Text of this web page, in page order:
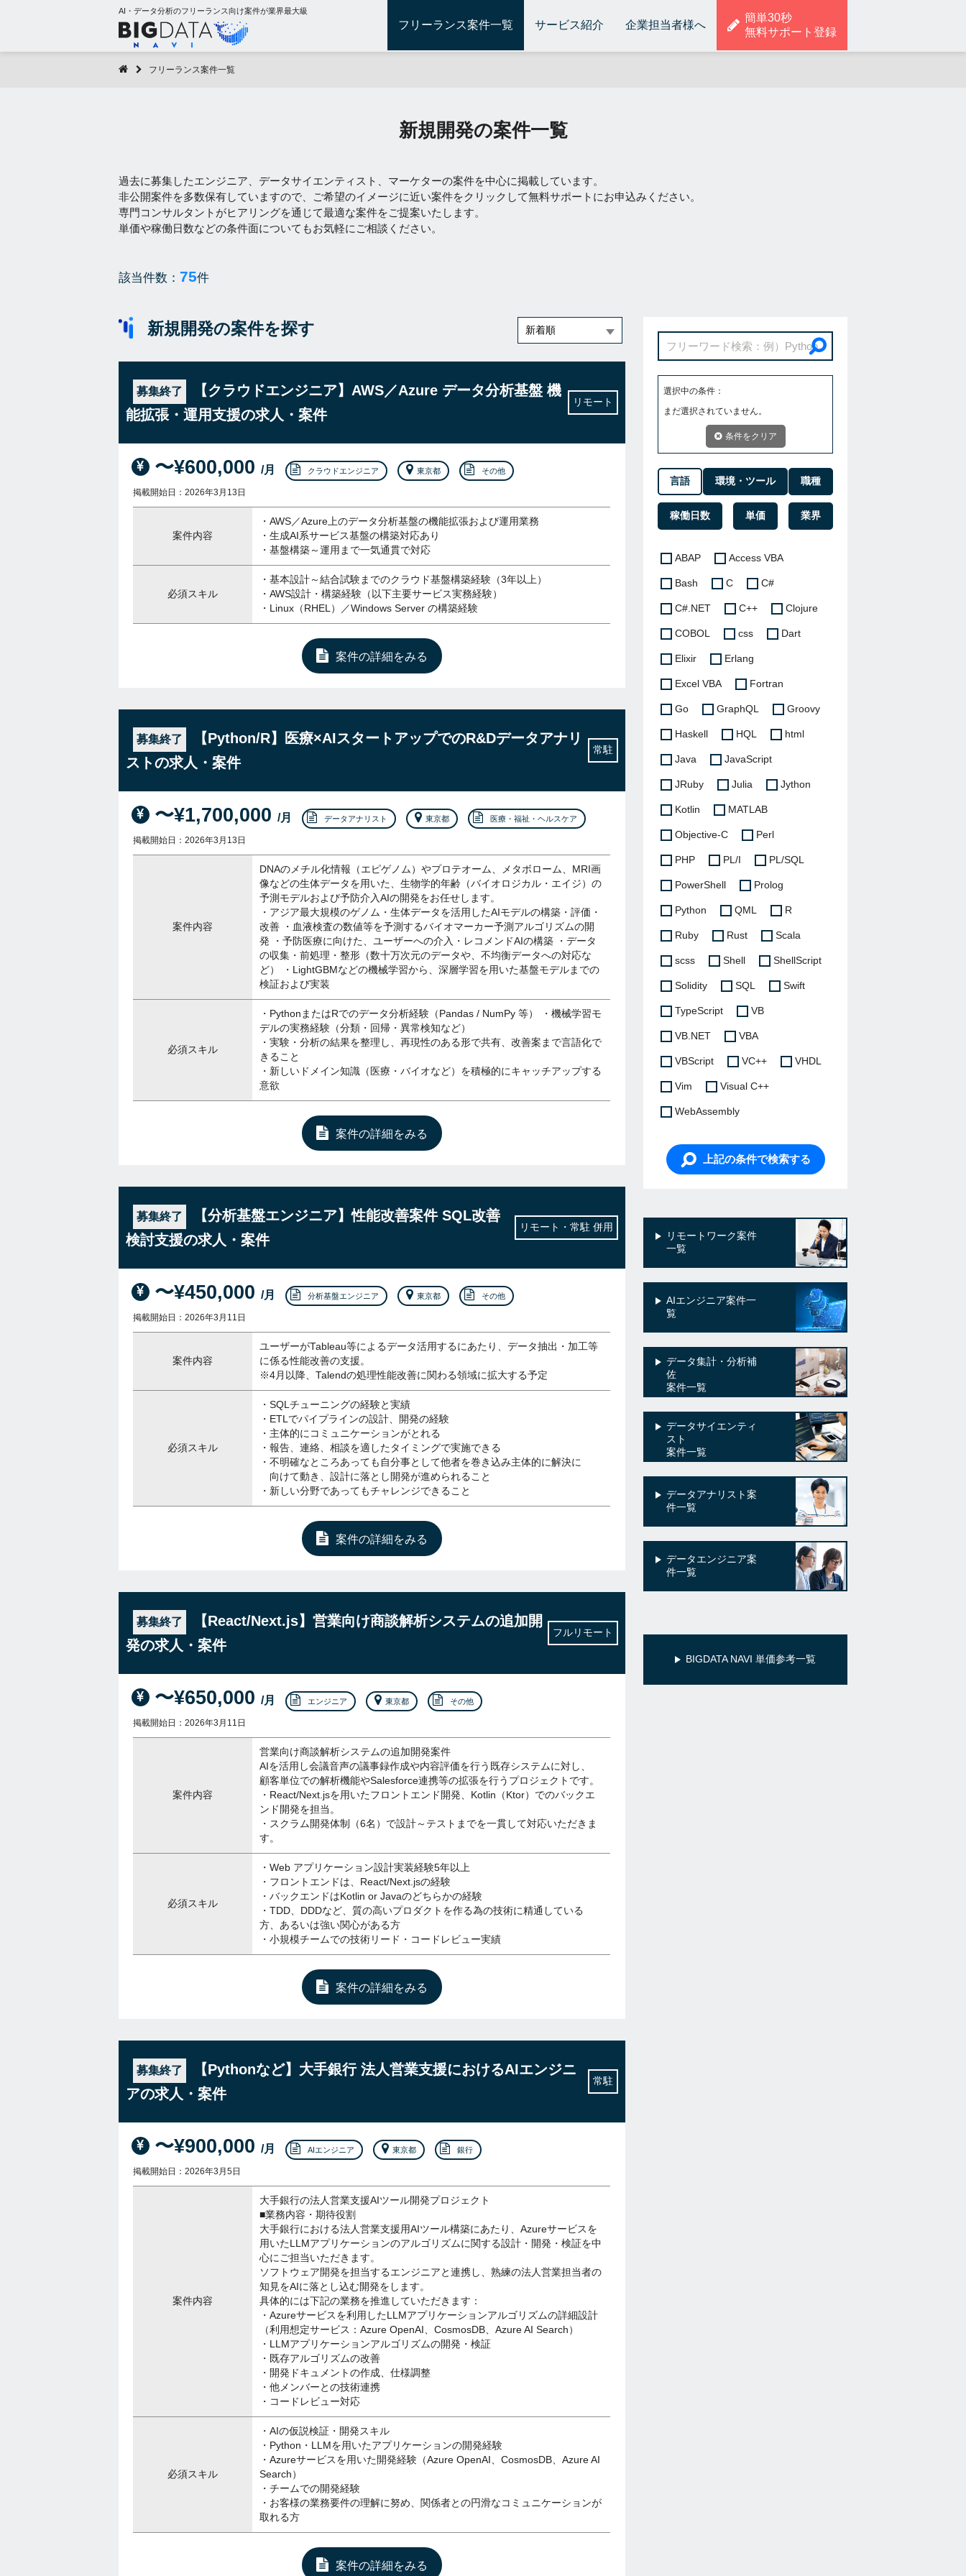
AI・データ分析のフリーランス向け案件が業界最大級
フリーランス案件一覧 サービス紹介 企業担当者様へ
簡単30秒
無料サポート登録
フリーランス案件一覧
新規開発の案件一覧
過去に募集したエンジニア、データサイエンティスト、マーケターの案件を中心に掲載しています。
非公開案件を多数保有していますので、ご希望のイメージに近い案件をクリックして無料サポートにお申込みください。
専門コンサルタントがヒアリングを通じて最適な案件をご提案いたします。
単価や稼働日数などの条件面についてもお気軽にご相談ください。
該当件数： 75件
選択中の条件：
まだ選択されていません。
条件をクリア
言語 環境・ツール 職種
稼働日数 単価 業界
ABAP Access VBA
Bash C C#
C#.NET C++ Clojure
COBOL css Dart
Elixir Erlang
Excel VBA Fortran
Go GraphQL Groovy
Haskell HQL html
Java JavaScript
JRuby Julia Jython
Kotlin MATLAB
Objective-C Perl
PHP PL/I PL/SQL
PowerShell Prolog
Python QML R
Ruby Rust Scala
scss Shell ShellScript
Solidity SQL Swift
TypeScript VB
VB.NET VBA
VBScript VC++ VHDL
Vim Visual C++
WebAssembly
上記の条件で検索する
リモートワーク案件
一覧
AIエンジニア案件一
覧
データ集計・分析補
佐
案件一覧
データサイエンティ
スト
案件一覧
データアナリスト案
件一覧
データエンジニア案
件一覧
BIGDATA NAVI 単価参考一覧
新規開発の案件を探す
募集終了
【クラウドエンジニア】AWS／Azure データ分析基盤 機
能拡張・運用支援の求人・案件
リモート
〜¥600,000 /月 クラウドエンジニア 東京都 その他
掲載開始日：2026年3月13日
案件内容
・AWS／Azure上のデータ分析基盤の機能拡張および運用業務
・生成AI系サービス基盤の構築対応あり
・基盤構築～運用まで一気通貫で対応
必須スキル
・基本設計～結合試験までのクラウド基盤構築経験（3年以上）
・AWS設計・構築経験（以下主要サービス実務経験）
・Linux（RHEL）／Windows Server の構築経験
案件の詳細をみる
募集終了
【Python/R】医療×AIスタートアップでのR&Dデータアナリ
ストの求人・案件
常駐
〜¥1,700,000 /月 データアナリスト 東京都 医療・福祉・ヘルスケア
掲載開始日：2026年3月13日
案件内容
DNAのメチル化情報（エピゲノム）やプロテオーム、メタボローム、MRI画
像などの生体データを用いた、生物学的年齢（バイオロジカル・エイジ）の
予測モデルおよび予防介入AIの開発をお任せします。
・アジア最大規模のゲノム・生体データを活用したAIモデルの構築・評価・
改善 ・血液検査の数値等を予測するバイオマーカー予測アルゴリズムの開
発 ・予防医療に向けた、ユーザーへの介入・レコメンドAIの構築 ・データ
の収集・前処理・整形（数十万次元のデータや、不均衡データへの対応な
ど） ・LightGBMなどの機械学習から、深層学習を用いた基盤モデルまでの
検証および実装
必須スキル
・PythonまたはRでのデータ分析経験（Pandas / NumPy 等） ・機械学習モ
デルの実務経験（分類・回帰・異常検知など）
・実験・分析の結果を整理し、再現性のある形で共有、改善案まで言語化で
きること
・新しいドメイン知識（医療・バイオなど）を積極的にキャッチアップする
意欲
案件の詳細をみる
募集終了
【分析基盤エンジニア】性能改善案件 SQL改善
検討支援の求人・案件
リモート・常駐 併用
〜¥450,000 /月 分析基盤エンジニア 東京都 その他
掲載開始日：2026年3月11日
案件内容
ユーザーがTableau等によるデータ活用するにあたり、データ抽出・加工等
に係る性能改善の支援。
※4月以降、Talendの処理性能改善に関わる領域に拡大する予定
必須スキル
・SQLチューニングの経験と実績
・ETLでパイプラインの設計、開発の経験
・主体的にコミュニケーションがとれる
・報告、連絡、相談を適したタイミングで実施できる
・不明確なところあっても自分事として他者を巻き込み主体的に解決に
向けて動き、設計に落とし開発が進められること
・新しい分野であってもチャレンジできること
案件の詳細をみる
募集終了
【React/Next.js】営業向け商談解析システムの追加開
発の求人・案件
フルリモート
〜¥650,000 /月 エンジニア 東京都 その他
掲載開始日：2026年3月11日
案件内容
営業向け商談解析システムの追加開発案件
AIを活用し会議音声の議事録作成や内容評価を行う既存システムに対し、
顧客単位での解析機能やSalesforce連携等の拡張を行うプロジェクトです。
・React/Next.jsを用いたフロントエンド開発、Kotlin（Ktor）でのバックエ
ンド開発を担当。
・スクラム開発体制（6名）で設計～テストまでを一貫して対応いただきま
す。
必須スキル
・Web アプリケーション設計実装経験5年以上
・フロントエンドは、React/Next.jsの経験
・バックエンドはKotlin or Javaのどちらかの経験
・TDD、DDDなど、質の高いプロダクトを作る為の技術に精通している
方、あるいは強い関心がある方
・小規模チームでの技術リード・コードレビュー実績
案件の詳細をみる
募集終了
【Pythonなど】大手銀行 法人営業支援におけるAIエンジニ
アの求人・案件
常駐
〜¥900,000 /月 AIエンジニア 東京都 銀行
掲載開始日：2026年3月5日
案件内容
大手銀行の法人営業支援AIツール開発プロジェクト
■業務内容・期待役割
大手銀行における法人営業支援用AIツール構築にあたり、Azureサービスを
用いたLLMアプリケーションのアルゴリズムに関する設計・開発・検証を中
心にご担当いただきます。
ソフトウェア開発を担当するエンジニアと連携し、熟練の法人営業担当者の
知見をAIに落とし込む開発をします。
具体的には下記の業務を推進していただきます：
・Azureサービスを利用したLLMアプリケーションアルゴリズムの詳細設計
（利用想定サービス：Azure OpenAI、CosmosDB、Azure AI Search）
・LLMアプリケーションアルゴリズムの開発・検証
・既存アルゴリズムの改善
・開発ドキュメントの作成、仕様調整
・他メンバーとの技術連携
・コードレビュー対応
必須スキル
・AIの仮説検証・開発スキル
・Python・LLMを用いたアプリケーションの開発経験
・Azureサービスを用いた開発経験（Azure OpenAI、CosmosDB、Azure AI
Search）
・チームでの開発経験
・お客様の業務要件の理解に努め、関係者との円滑なコミュニケーションが
取れる方
案件の詳細をみる